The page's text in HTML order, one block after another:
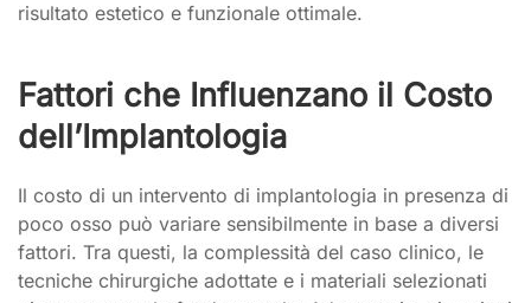
risultato estetico e funzionale ottimale.
Fattori che Influenzano il Costo
dell’Implantologia
Il costo di un intervento di implantologia in presenza di
poco osso può variare sensibilmente in base a diversi
fattori. Tra questi, la complessità del caso clinico, le
tecniche chirurgiche adottate e i materiali selezionati